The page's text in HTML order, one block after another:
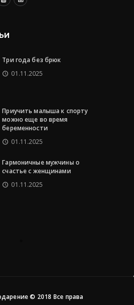
Три года без брюк
01.11.2025
Приучить малыша к спорту
можно еще во время
беременности
01.11.2025
Гармоничные мужчины о
счастье с женщинами
01.11.2025
© 2018 Все права